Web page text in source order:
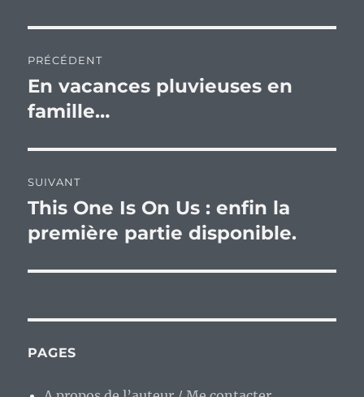
de
l’article
PRÉCÉDENT
Publication
précédente :
En vacances pluvieuses en
famille…
SUIVANT
Publication
suivante :
This One Is On Us : enfin la
première partie disponible.
PAGES